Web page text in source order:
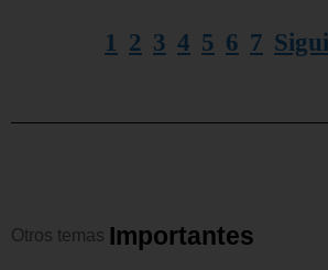
1 2 3 4 5 6 7
Otros temas Importantes